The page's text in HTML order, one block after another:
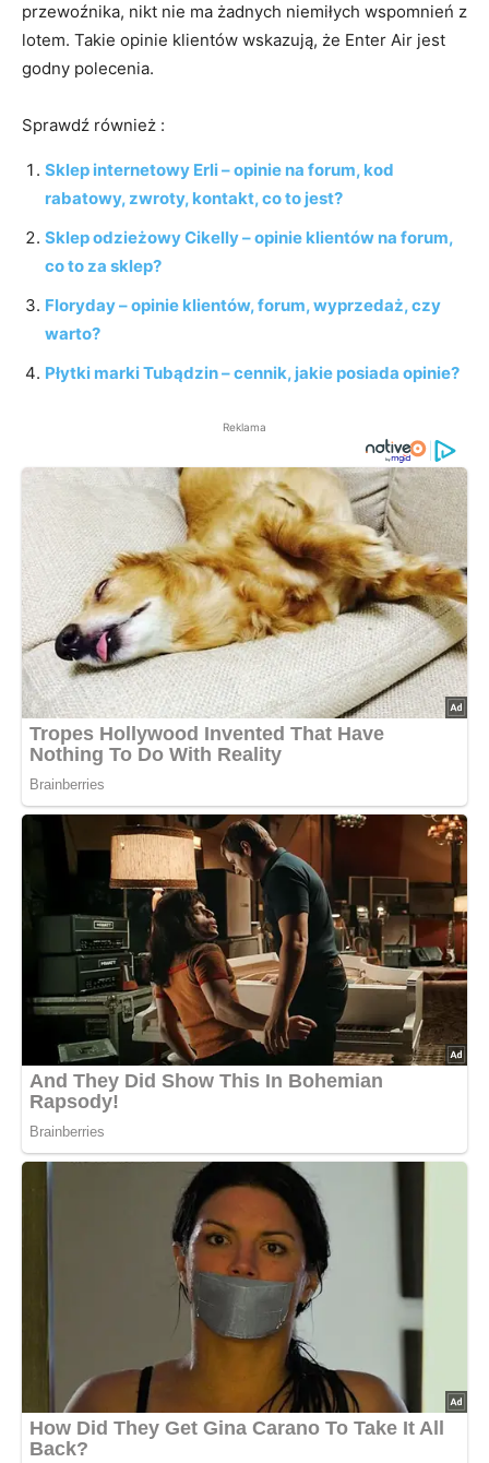
przewoźnika, nikt nie ma żadnych niemiłych wspomnień z
lotem. Takie opinie klientów wskazują, że Enter Air jest
godny polecenia.
Sprawdź również :
Sklep internetowy Erli – opinie na forum, kod
rabatowy, zwroty, kontakt, co to jest?
Sklep odzieżowy Cikelly – opinie klientów na forum,
co to za sklep?
Floryday – opinie klientów, forum, wyprzedaż, czy
warto?
Płytki marki Tubądzin – cennik, jakie posiada opinie?
Reklama